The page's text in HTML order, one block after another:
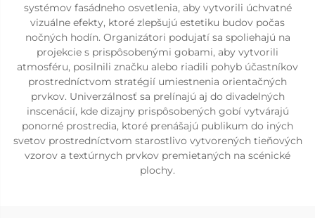
systémov fasádneho osvetlenia, aby vytvorili úchvatné
vizuálne efekty, ktoré zlepšujú estetiku budov počas
nočných hodín. Organizátori podujatí sa spoliehajú na
projekcie s prispôsobenými gobami, aby vytvorili
atmosféru, posilnili značku alebo riadili pohyb účastníkov
prostredníctvom stratégií umiestnenia orientačných
prvkov. Univerzálnosť sa prelínajú aj do divadelných
inscenácií, kde dizajny prispôsobených gobí vytvárajú
ponorné prostredia, ktoré prenášajú publikum do iných
svetov prostredníctvom starostlivo vytvorených tieňových
vzorov a textúrnych prvkov premietaných na scénické
plochy.